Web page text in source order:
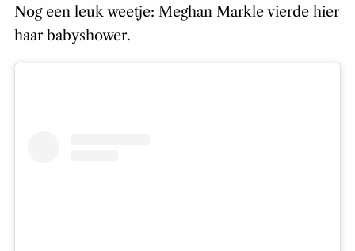
Nog een leuk weetje: Meghan Markle vierde hier
haar babyshower.